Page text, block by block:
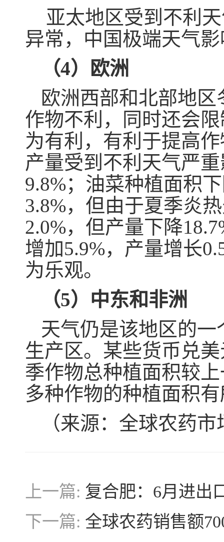
亚太地区受到不利
异常，中国极端天气
（4）欧洲
欧洲西部和北部地
作物不利，同时还会
为有利，有利于提高
产量受到不利天气严
9.8%；油菜种植面积
3.8%，但由于夏季炎
2.0%，但产量下降
增加5.9%，产量增长
为乐观。
（5）中东和非洲
天气仍是该地区的
生产区。某些货币兑
季作物总种植面积较
多种作物的种植面积
（来源：全球农药
上一篇: 复合肥：6月进出
下一篇: 全球农药销售额